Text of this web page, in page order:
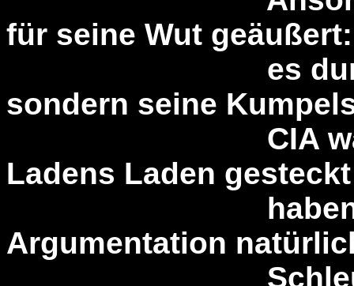
für seine Wut
es
sondern seine
CIA waren,
Ladens Laden gesteckt
haben,
Argumentation
Schleudern.